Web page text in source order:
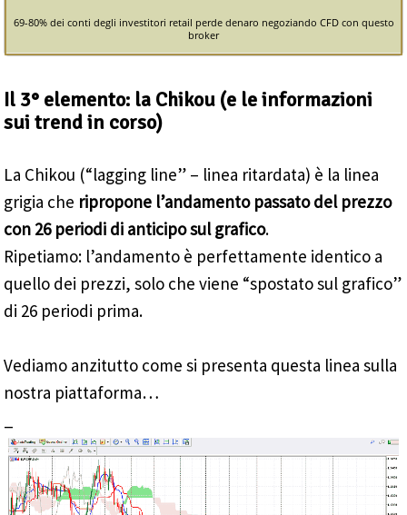
69-80% dei conti degli investitori retail perde denaro negoziando CFD con questo
broker
Il 3° elemento: la Chikou (e le informazioni
sui trend in corso)
La Chikou (“lagging line” – linea ritardata) è la linea
grigia che ripropone l’andamento passato del prezzo
con 26 periodi di anticipo sul grafico.
Ripetiamo: l’andamento è perfettamente identico a
quello dei prezzi, solo che viene “spostato sul grafico”
di 26 periodi prima.
Vediamo anzitutto come si presenta questa linea sulla
nostra piattaforma…